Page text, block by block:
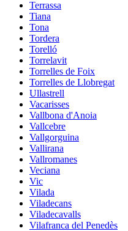
Terrassa
Tiana
Tona
Tordera
Torelló
Torrelavit
Torrelles de Foix
Torrelles de Llobregat
Ullastrell
Vacarisses
Vallbona d'Anoia
Vallcebre
Vallgorguina
Vallirana
Vallromanes
Veciana
Vic
Vilada
Viladecans
Viladecavalls
Vilafranca del Penedès